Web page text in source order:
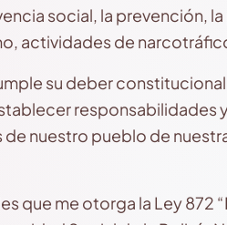
social, la prevención,
actividades de
su deber
responsabilidades
nuestro pueblo de
que me otorga la Ley 872